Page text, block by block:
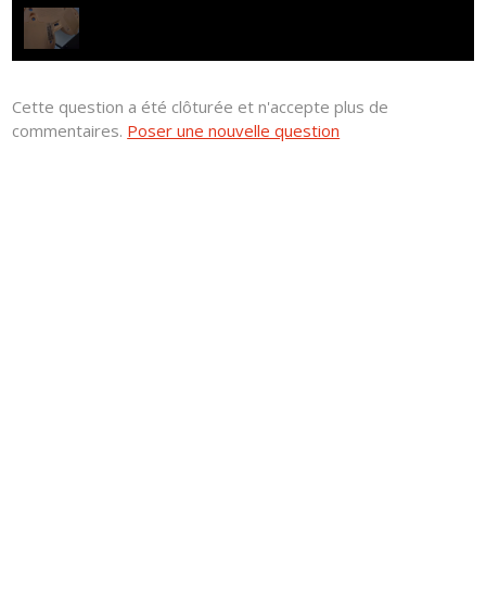
Cette question a été clôturée et n'accepte plus de
commentaires. Poser une nouvelle question